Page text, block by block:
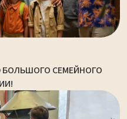
СЕМЕЙНОГО